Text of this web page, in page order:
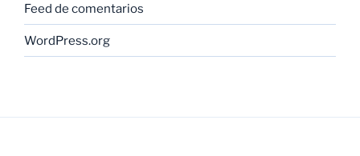
Feed de comentarios
WordPress.org